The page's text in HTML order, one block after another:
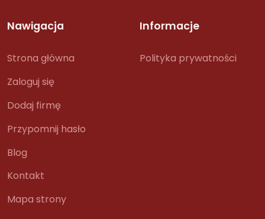
Nawigacja
Strona główna
Zaloguj się
Dodaj firmę
Przypomnij hasło
Blog
Kontakt
Mapa strony
Informacje
Polityka prywatności